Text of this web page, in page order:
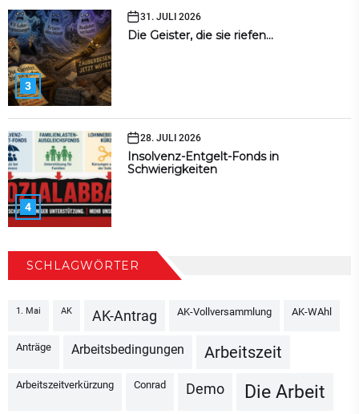
3
31. JULI 2026
Die Geister, die sie riefen…
4
28. JULI 2026
Insolvenz-Entgelt-Fonds in
Schwierigkeiten
SCHLAGWÖRTER
1. Mai AK AK-Antrag AK-Vollversammlung AK-WAhl
Anträge Arbeitsbedingungen Arbeitszeit
Arbeitszeitverkürzung Conrad Demo Die Arbeit